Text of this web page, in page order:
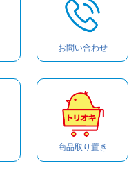
お問い合わせ
商品取り置き